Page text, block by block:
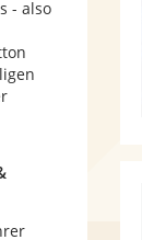
- also